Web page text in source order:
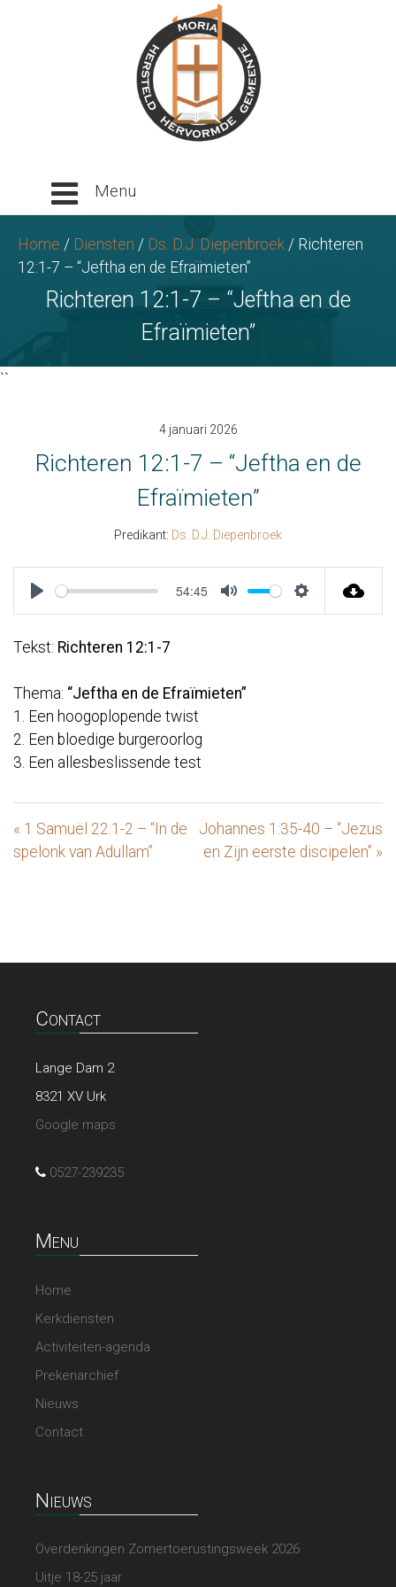
Home / Diensten / Ds. D.J. Diepenbroek / Richteren
12:1-7 – “Jeftha en de Efraïmieten”
Richteren 12:1-7 – “Jeftha en de
Efraïmieten”
``
4 januari 2026
Richteren 12:1-7 – “Jeftha en de
Efraïmieten”
Predikant: Ds. D.J. Diepenbroek
Play
54:45
Mute Settings
Tekst: Richteren 12:1-7
Thema: “Jeftha en de Efraïmieten”
1. Een hoogoplopende twist
2. Een bloedige burgeroorlog
3. Een allesbeslissende test
« 1 Samuël 22:1-2 – “In de
spelonk van Adullam”
Johannes 1:35-40 – “Jezus
en Zijn eerste discipelen” »
Contact
Lange Dam 2
8321 XV Urk
Google maps
0527-239235
Menu
Home
Kerkdiensten
Activiteiten-agenda
Prekenarchief
Nieuws
Contact
Nieuws
Overdenkingen Zomertoerustingsweek 2026
Uitje 18-25 jaar